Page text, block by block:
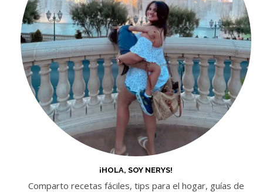
¡HOLA, SOY NERYS!
Comparto recetas fáciles, tips para el hogar, guías de